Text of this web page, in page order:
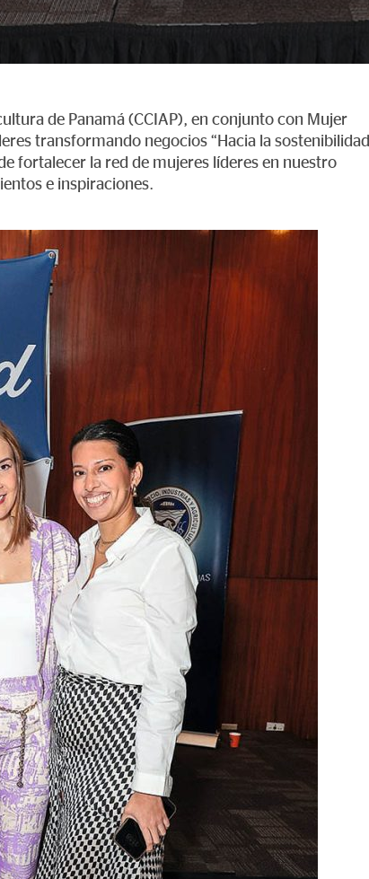
de Panamá (CCIAP), en conjunto con Mujer
transformando negocios “Hacia la sostenibilidad
fortalecer la red de mujeres líderes en nuestro
e inspiraciones.